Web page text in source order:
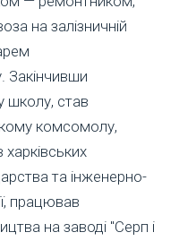
на залізничній
Закінчивши
школу, став
комсомолу,
та інженерно-
працював
на заводі "Серп і